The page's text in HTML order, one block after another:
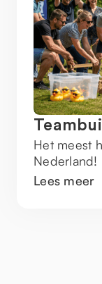
Het meest
Nederland!
Lees meer